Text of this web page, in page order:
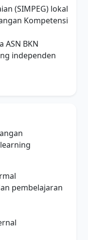
(SIMPEG) lokal
Kompetensi
ASN BKN
independen
pembelajaran